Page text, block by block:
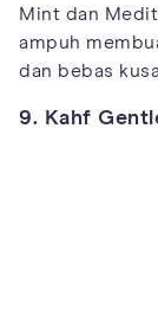
Mint dan
ampuh
dan bebas
9. Kahf